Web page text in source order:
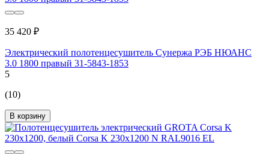
35 420 ₽
Электрический полотенцесушитель Сунержа РЭБ НЮАНС
3.0 1800 правый 31-5843-1853
5
(10)
В корзину